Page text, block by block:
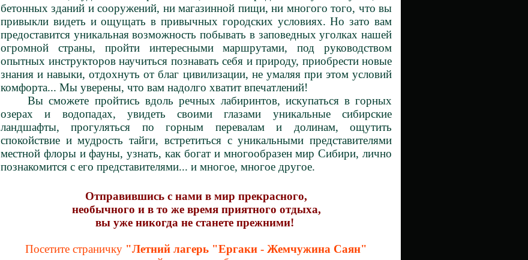
бетонных зданий и сооружений, ни магазинной пищи, ни многого того, что вы
привыкли видеть и ощущать в привычных городских условиях. Но зато вам
предоставится уникальная возможность побывать в заповедных уголках нашей
огромной страны, пройти интересными маршрутами, под руководством
опытных инструкторов научиться познавать себя и природу, приобрести новые
знания и навыки, отдохнуть от благ цивилизации, не умаляя при этом условий
комфорта... Мы уверены, что вам надолго хватит впечатлений!
Вы сможете пройтись вдоль речных лабиринтов, искупаться в горных
озерах и водопадах, увидеть своими глазами уникальные сибирские
ландшафты, прогуляться по горным перевалам и долинам, ощутить
спокойствие и мудрость тайги, встретиться с уникальными представителями
местной флоры и фауны, узнать, как богат и многообразен мир Сибири, лично
познакомится с его представителями... и многое, многое другое.
Отправившись с нами в мир прекрасного,
необычного и в то же время приятного отдыха,
вы уже никогда не станете прежними!
Посетите страничку "Летний лагерь "Ергаки - Жемчужина Саян"